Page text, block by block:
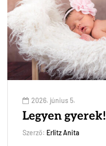
2026. június 5.
Legyen gyerek!
Szerző: Erlitz Anita